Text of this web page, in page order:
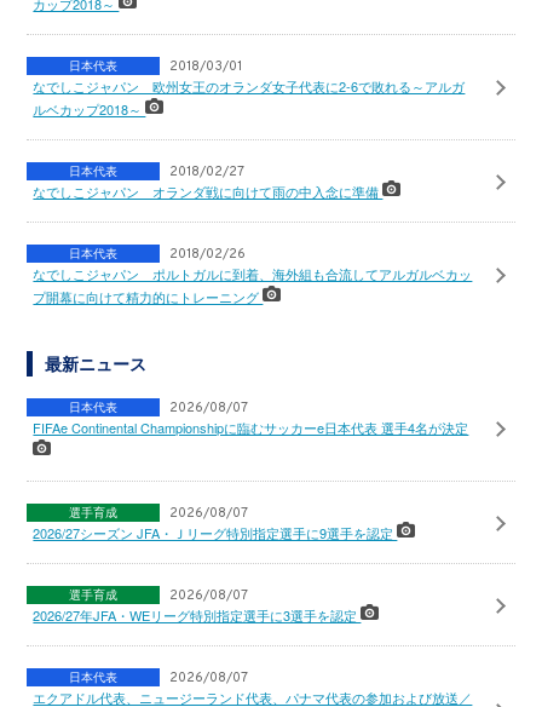
日本代表 2018/03/01
なでしこジャパン 欧州女王のオランダ女子代表に2-6で敗れる～アルガ
ルベカップ2018～
日本代表 2018/02/27
なでしこジャパン オランダ戦に向けて雨の中入念に準備
日本代表 2018/02/26
なでしこジャパン ポルトガルに到着、海外組も合流してアルガルベカッ
プ開幕に向けて精力的にトレーニング
最新ニュース
日本代表 2026/08/07
FIFAe Continental Championshipに臨むサッカーe日本代表 選手4名が決定
選手育成 2026/08/07
2026/27シーズン JFA・Ｊリーグ特別指定選手に9選手を認定
選手育成 2026/08/07
2026/27年JFA・WEリーグ特別指定選手に3選手を認定
日本代表 2026/08/07
エクアドル代表、ニュージーランド代表、パナマ代表の参加および放送／